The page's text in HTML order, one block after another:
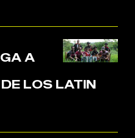
A
LOS LATIN